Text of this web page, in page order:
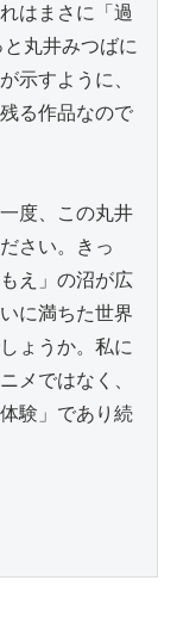
はまさに「過
丸井みつばに
示すように、
る作品なので
度、この丸井
さい。きっ
え」の沼が広
に満ちた世界
ょうか。私に
メではなく、
験」であり続